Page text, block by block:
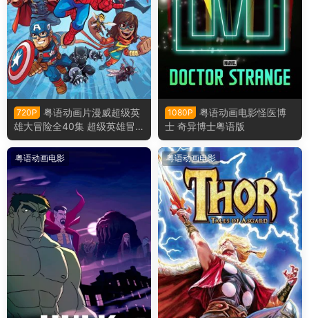
720P
粤语动画片漫威超级英
雄大冒险全40集 超级英雄冒
险粤语版
1080P
粤语动画电影怪医博
士 奇异博士粤语版
粤语动画电影 粤语动画电影